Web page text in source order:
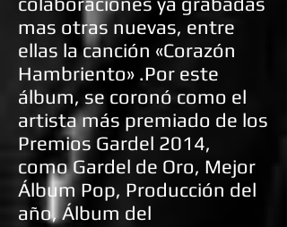
mas otras nuevas, entre
ellas la canción «Corazón
Hambriento» .Por este
álbum, se coronó como el
artista más premiado de los
Premios Gardel 2014,
como Gardel de Oro, Mejor
Álbum Pop, Producción del
año, Álbum del